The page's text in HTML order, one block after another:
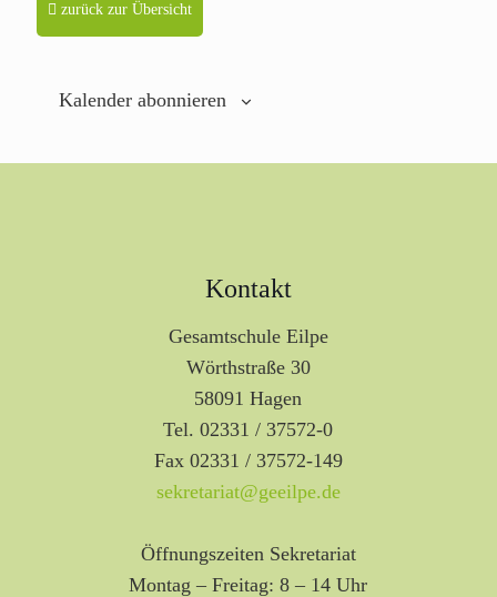
zurück zur Übersicht
Kalender abonnieren
Kontakt
Gesamtschule Eilpe
Wörthstraße 30
58091 Hagen
Tel. 02331 / 37572-0
Fax 02331 / 37572-149
sekretariat@geeilpe.de
Öffnungszeiten Sekretariat
Montag – Freitag: 8 – 14 Uhr